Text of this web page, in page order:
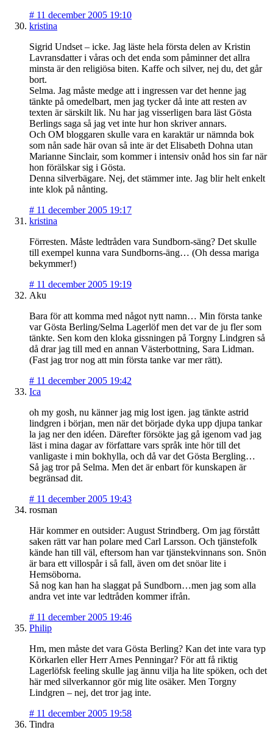
# 11 december 2005 19:10
kristina
Sigrid Undset – icke. Jag läste hela första delen av Kristin
Lavransdatter i våras och det enda som påminner det allra
minsta är den religiösa biten. Kaffe och silver, nej du, det går
bort.
Selma. Jag måste medge att i ingressen var det henne jag
tänkte på omedelbart, men jag tycker då inte att resten av
texten är särskilt lik. Nu har jag visserligen bara läst Gösta
Berlings saga så jag vet inte hur hon skriver annars.
Och OM bloggaren skulle vara en karaktär ur nämnda bok
som nån sade här ovan så inte är det Elisabeth Dohna utan
Marianne Sinclair, som kommer i intensiv onåd hos sin far när
hon förälskar sig i Gösta.
Denna silverbägare. Nej, det stämmer inte. Jag blir helt enkelt
inte klok på nånting.
# 11 december 2005 19:17
kristina
Förresten. Måste ledtråden vara Sundborn-säng? Det skulle
till exempel kunna vara Sundborns-äng… (Oh dessa mariga
bekymmer!)
# 11 december 2005 19:19
Aku
Bara för att komma med något nytt namn… Min första tanke
var Gösta Berling/Selma Lagerlöf men det var de ju fler som
tänkte. Sen kom den kloka gissningen på Torgny Lindgren så
då drar jag till med en annan Västerbottning, Sara Lidman.
(Fast jag tror nog att min första tanke var mer rätt).
# 11 december 2005 19:42
Ica
oh my gosh, nu känner jag mig lost igen. jag tänkte astrid
lindgren i början, men när det började dyka upp djupa tankar
la jag ner den idéen. Därefter försökte jag gå igenom vad jag
läst i mina dagar av författare vars språk inte hör till det
vanligaste i min bokhylla, och då var det Gösta Bergling…
Så jag tror på Selma. Men det är enbart för kunskapen är
begränsad dit.
# 11 december 2005 19:43
rosman
Här kommer en outsider: August Strindberg. Om jag förstått
saken rätt var han polare med Carl Larsson. Och tjänstefolk
kände han till väl, eftersom han var tjänstekvinnans son. Snön
är bara ett villospår i så fall, även om det snöar lite i
Hemsöborna.
Så nog kan han ha slaggat på Sundborn…men jag som alla
andra vet inte var ledtråden kommer ifrån.
# 11 december 2005 19:46
Philip
Hm, men måste det vara Gösta Berling? Kan det inte vara typ
Körkarlen eller Herr Arnes Penningar? För att få riktig
Lagerlöfsk feeling skulle jag ännu vilja ha lite spöken, och det
här med silverkannor gör mig lite osäker. Men Torgny
Lindgren – nej, det tror jag inte.
# 11 december 2005 19:58
Tindra